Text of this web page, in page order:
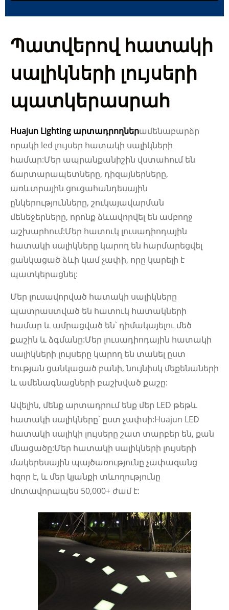
Պատվերով հատակի
սալիկների լույսերի
պատկերասրահ
Huajun Lighting արտադրողներամենաբարձր
որակի led լույսեր հատակի սալիկների
համար:Մեր ապրանքանիշին վստահում են
ճարտարապետները, դիզայներները,
առևտրային ցուցահանդեսային
ընկերությունները, շուկայավարման
մենեջերները, որոնք ձևավորվել են ամբողջ
աշխարհում:Մեր հատուկ լուսադիոդային
հատակի սալիկները կարող են հարմարեցվել
ցանկացած ձևի կամ չափի, որը կարելի է
պատկերացնել:
Մեր լուսավորված հատակի սալիկները
պատրաստված են հատուկ հատակների
համար և ամրացված են՝ դիմակայելու մեծ
քաշին և ձգմանը:Մեր լուսադիոդային հատակի
սալիկների լույսերը կարող են տանել ըստ
էության ցանկացած բանի, նույնիսկ մեքենաների
և ամենագնացների բաշխված քաշը:
Ավելին, մենք արտադրում ենք մեր LED թեթև
հատակի սալիկները՝ ըստ չափսի:Huajun LED
հատակի սալիկի լույսերը շատ տարբեր են, քան
մնացածը:Մեր հատակի սալիկների լույսերի
մակերեսային պայծառությունը չափազանց
հզոր է, և մեր կյանքի տևողությունը
մոտավորապես 50,000+ ժամ է: